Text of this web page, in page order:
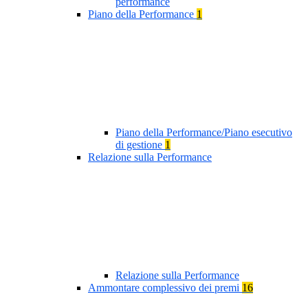
Piano della Performance 1
Piano della Performance/Piano esecutivo
di gestione 1
Relazione sulla Performance
Relazione sulla Performance
Ammontare complessivo dei premi 16